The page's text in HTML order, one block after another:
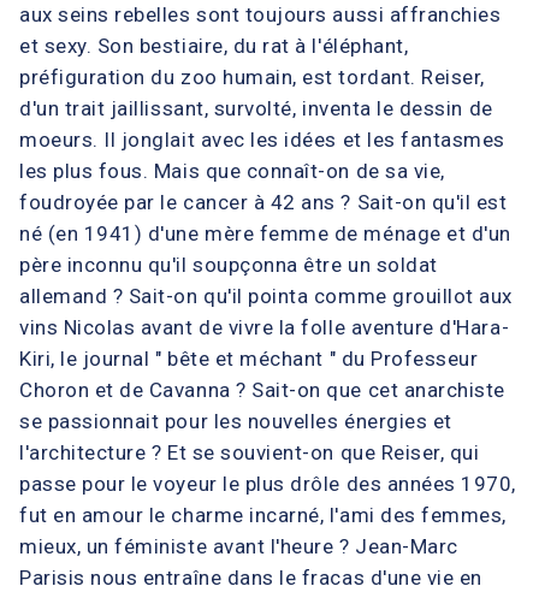
aux seins rebelles sont toujours aussi affranchies
et sexy. Son bestiaire, du rat à l'éléphant,
préfiguration du zoo humain, est tordant. Reiser,
d'un trait jaillissant, survolté, inventa le dessin de
moeurs. Il jonglait avec les idées et les fantasmes
les plus fous. Mais que connaît-on de sa vie,
foudroyée par le cancer à 42 ans ? Sait-on qu'il est
né (en 1941) d'une mère femme de ménage et d'un
père inconnu qu'il soupçonna être un soldat
allemand ? Sait-on qu'il pointa comme grouillot aux
vins Nicolas avant de vivre la folle aventure d'Hara-
Kiri, le journal " bête et méchant " du Professeur
Choron et de Cavanna ? Sait-on que cet anarchiste
se passionnait pour les nouvelles énergies et
l'architecture ? Et se souvient-on que Reiser, qui
passe pour le voyeur le plus drôle des années 1970,
fut en amour le charme incarné, l'ami des femmes,
mieux, un féministe avant l'heure ? Jean-Marc
Parisis nous entraîne dans le fracas d'une vie en